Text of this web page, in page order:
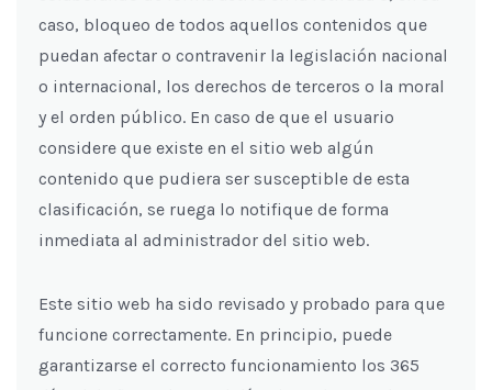
caso, bloqueo de todos aquellos contenidos que
puedan afectar o contravenir la legislación nacional
o internacional, los derechos de terceros o la moral
y el orden público. En caso de que el usuario
considere que existe en el sitio web algún
contenido que pudiera ser susceptible de esta
clasificación, se ruega lo notifique de forma
inmediata al administrador del sitio web.
Este sitio web ha sido revisado y probado para que
funcione correctamente. En principio, puede
garantizarse el correcto funcionamiento los 365